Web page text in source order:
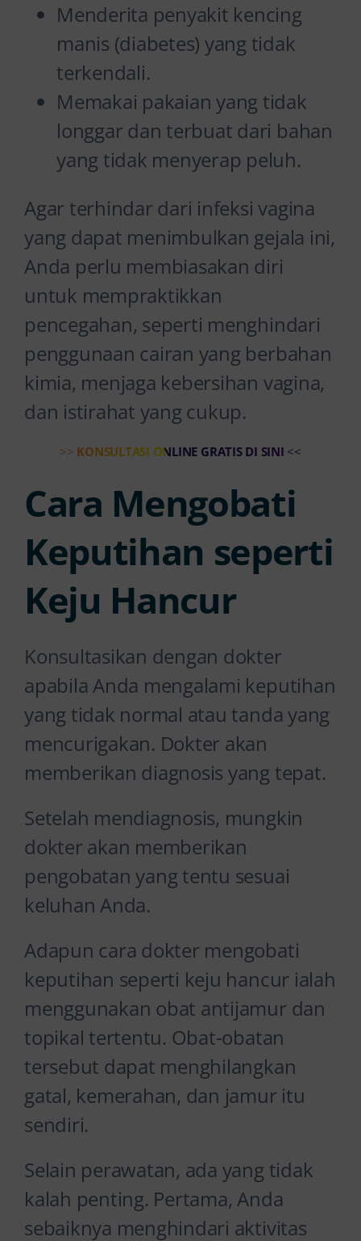
Menderita penyakit kencing
manis (diabetes) yang tidak
terkendali.
Memakai pakaian yang tidak
longgar dan terbuat dari bahan
yang tidak menyerap peluh.
Agar terhindar dari infeksi vagina
yang dapat menimbulkan gejala ini,
Anda perlu membiasakan diri
untuk mempraktikkan
pencegahan, seperti menghindari
penggunaan cairan yang berbahan
kimia, menjaga kebersihan vagina,
dan istirahat yang cukup.
>> KONSULTASI ONLINE GRATIS DI SINI <<
Cara Mengobati
Keputihan seperti
Keju Hancur
Konsultasikan dengan dokter
apabila Anda mengalami keputihan
yang tidak normal atau tanda yang
mencurigakan. Dokter akan
memberikan diagnosis yang tepat.
Setelah mendiagnosis, mungkin
dokter akan memberikan
pengobatan yang tentu sesuai
keluhan Anda.
Adapun cara dokter mengobati
keputihan seperti keju hancur ialah
menggunakan obat antijamur dan
topikal tertentu. Obat-obatan
tersebut dapat menghilangkan
gatal, kemerahan, dan jamur itu
sendiri.
Selain perawatan, ada yang tidak
kalah penting. Pertama, Anda
sebaiknya menghindari aktivitas